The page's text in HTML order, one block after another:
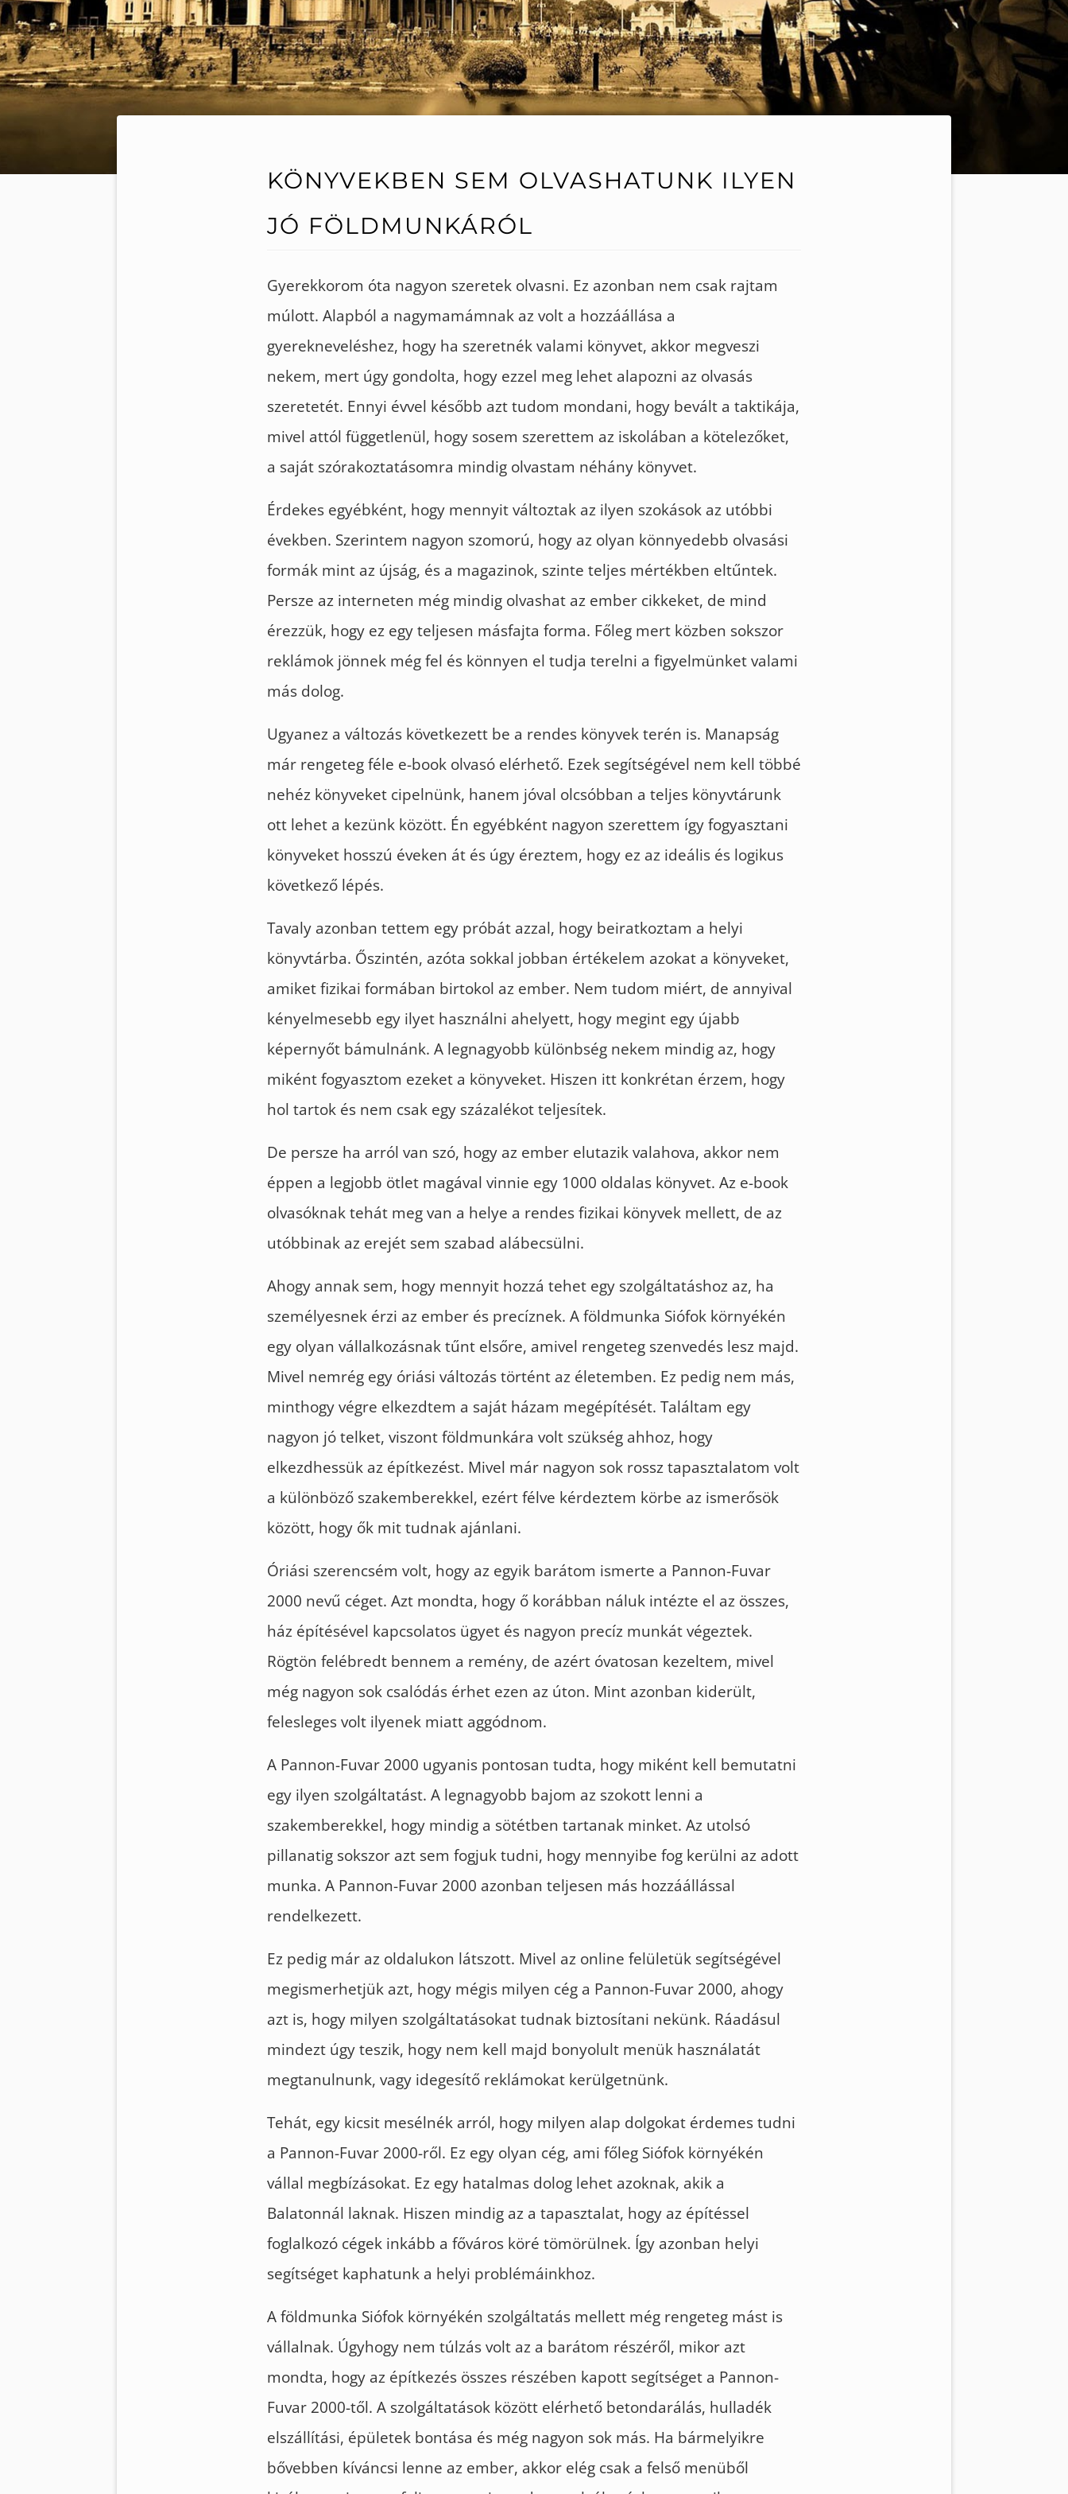
KÖNYVEKBEN SEM OLVASHATUNK ILYEN
JÓ FÖLDMUNKÁRÓL
Gyerekkorom óta nagyon szeretek olvasni. Ez azonban nem csak rajtam
múlott. Alapból a nagymamámnak az volt a hozzáállása a
gyerekneveléshez, hogy ha szeretnék valami könyvet, akkor megveszi
nekem, mert úgy gondolta, hogy ezzel meg lehet alapozni az olvasás
szeretetét. Ennyi évvel később azt tudom mondani, hogy bevált a taktikája,
mivel attól függetlenül, hogy sosem szerettem az iskolában a kötelezőket,
a saját szórakoztatásomra mindig olvastam néhány könyvet.
Érdekes egyébként, hogy mennyit változtak az ilyen szokások az utóbbi
években. Szerintem nagyon szomorú, hogy az olyan könnyedebb olvasási
formák mint az újság, és a magazinok, szinte teljes mértékben eltűntek.
Persze az interneten még mindig olvashat az ember cikkeket, de mind
érezzük, hogy ez egy teljesen másfajta forma. Főleg mert közben sokszor
reklámok jönnek még fel és könnyen el tudja terelni a figyelmünket valami
más dolog.
Ugyanez a változás következett be a rendes könyvek terén is. Manapság
már rengeteg féle e-book olvasó elérhető. Ezek segítségével nem kell többé
nehéz könyveket cipelnünk, hanem jóval olcsóbban a teljes könyvtárunk
ott lehet a kezünk között. Én egyébként nagyon szerettem így fogyasztani
könyveket hosszú éveken át és úgy éreztem, hogy ez az ideális és logikus
következő lépés.
Tavaly azonban tettem egy próbát azzal, hogy beiratkoztam a helyi
könyvtárba. Őszintén, azóta sokkal jobban értékelem azokat a könyveket,
amiket fizikai formában birtokol az ember. Nem tudom miért, de annyival
kényelmesebb egy ilyet használni ahelyett, hogy megint egy újabb
képernyőt bámulnánk. A legnagyobb különbség nekem mindig az, hogy
miként fogyasztom ezeket a könyveket. Hiszen itt konkrétan érzem, hogy
hol tartok és nem csak egy százalékot teljesítek.
De persze ha arról van szó, hogy az ember elutazik valahova, akkor nem
éppen a legjobb ötlet magával vinnie egy 1000 oldalas könyvet. Az e-book
olvasóknak tehát meg van a helye a rendes fizikai könyvek mellett, de az
utóbbinak az erejét sem szabad alábecsülni.
Ahogy annak sem, hogy mennyit hozzá tehet egy szolgáltatáshoz az, ha
személyesnek érzi az ember és precíznek. A földmunka Siófok környékén
egy olyan vállalkozásnak tűnt elsőre, amivel rengeteg szenvedés lesz majd.
Mivel nemrég egy óriási változás történt az életemben. Ez pedig nem más,
minthogy végre elkezdtem a saját házam megépítését. Találtam egy
nagyon jó telket, viszont földmunkára volt szükség ahhoz, hogy
elkezdhessük az építkezést. Mivel már nagyon sok rossz tapasztalatom volt
a különböző szakemberekkel, ezért félve kérdeztem körbe az ismerősök
között, hogy ők mit tudnak ajánlani.
Óriási szerencsém volt, hogy az egyik barátom ismerte a Pannon-Fuvar
2000 nevű céget. Azt mondta, hogy ő korábban náluk intézte el az összes,
ház építésével kapcsolatos ügyet és nagyon precíz munkát végeztek.
Rögtön felébredt bennem a remény, de azért óvatosan kezeltem, mivel
még nagyon sok csalódás érhet ezen az úton. Mint azonban kiderült,
felesleges volt ilyenek miatt aggódnom.
A Pannon-Fuvar 2000 ugyanis pontosan tudta, hogy miként kell bemutatni
egy ilyen szolgáltatást. A legnagyobb bajom az szokott lenni a
szakemberekkel, hogy mindig a sötétben tartanak minket. Az utolsó
pillanatig sokszor azt sem fogjuk tudni, hogy mennyibe fog kerülni az adott
munka. A Pannon-Fuvar 2000 azonban teljesen más hozzáállással
rendelkezett.
Ez pedig már az oldalukon látszott. Mivel az online felületük segítségével
megismerhetjük azt, hogy mégis milyen cég a Pannon-Fuvar 2000, ahogy
azt is, hogy milyen szolgáltatásokat tudnak biztosítani nekünk. Ráadásul
mindezt úgy teszik, hogy nem kell majd bonyolult menük használatát
megtanulnunk, vagy idegesítő reklámokat kerülgetnünk.
Tehát, egy kicsit mesélnék arról, hogy milyen alap dolgokat érdemes tudni
a Pannon-Fuvar 2000-ről. Ez egy olyan cég, ami főleg Siófok környékén
vállal megbízásokat. Ez egy hatalmas dolog lehet azoknak, akik a
Balatonnál laknak. Hiszen mindig az a tapasztalat, hogy az építéssel
foglalkozó cégek inkább a főváros köré tömörülnek. Így azonban helyi
segítséget kaphatunk a helyi problémáinkhoz.
A földmunka Siófok környékén szolgáltatás mellett még rengeteg mást is
vállalnak. Úgyhogy nem túlzás volt az a barátom részéről, mikor azt
mondta, hogy az építkezés összes részében kapott segítséget a Pannon-
Fuvar 2000-től. A szolgáltatások között elérhető betondarálás, hulladék
elszállítási, épületek bontása és még nagyon sok más. Ha bármelyikre
bővebben kíváncsi lenne az ember, akkor elég csak a felső menüből